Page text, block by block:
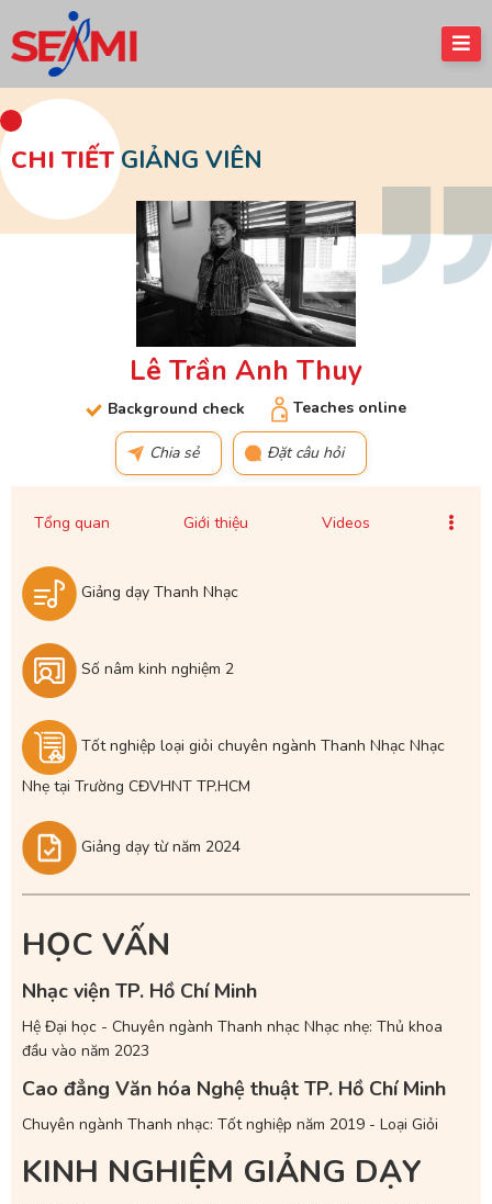
CHI TIẾTGIẢNG VIÊN
Lê Trần Anh Thuy
Background check Teaches online
Chia sẻ Đặt câu hỏi
Tổng quan Giới thiệu Videos
Giảng dạy Thanh Nhạc
Số nâm kinh nghiệm 2
Tốt nghiệp loại giỏi chuyên ngành Thanh Nhạc Nhạc
Nhẹ tại Trường CĐVHNT TP.HCM
Giảng dạy từ năm 2024
HỌC VẤN
Nhạc viện TP. Hồ Chí Minh
Hệ Đại học - Chuyên ngành Thanh nhạc Nhạc nhẹ: Thủ khoa
đầu vào năm 2023
Cao đẳng Văn hóa Nghệ thuật TP. Hồ Chí Minh
Chuyên ngành Thanh nhạc: Tốt nghiệp năm 2019 - Loại Giỏi
KINH NGHIỆM GIẢNG DẠY